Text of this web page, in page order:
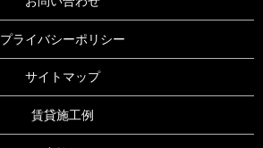
プライバシーポリシー
サイトマップ
賃貸施工例